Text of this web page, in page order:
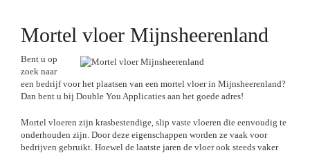
Mortel vloer Mijnsheerenland
Bent u op
zoek naar
een bedrijf voor het plaatsen van een mortel vloer in Mijnsheerenland?
Dan bent u bij Double You Applicaties aan het goede adres!
Mortel vloeren zijn krasbestendige, slip vaste vloeren die eenvoudig te
onderhouden zijn. Door deze eigenschappen worden ze vaak voor
bedrijven gebruikt. Hoewel de laatste jaren de vloer ook steeds vaker